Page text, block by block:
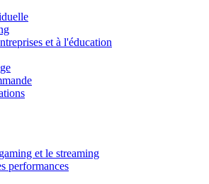
et à l'éducation
et le streaming
performances